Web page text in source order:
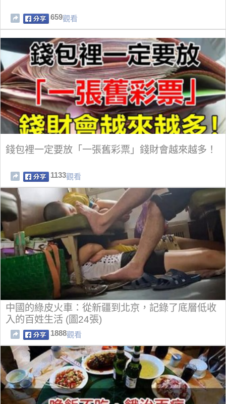
659觀看
錢包裡一定要放「一張舊彩票」錢財會越來越多！
1133觀看
中國的綠皮火車：從新疆到北京，記錄了底層低收
入的百姓生活 (圖24張)
1888觀看